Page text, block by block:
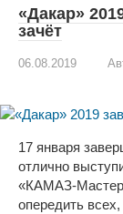
«Дакар»
зачёт
06.08.2019
17 января
отлично
«КАМАЗ-
опередить